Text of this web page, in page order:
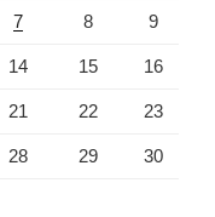
7 8 9
14 15 16
21 22 23
28 29 30